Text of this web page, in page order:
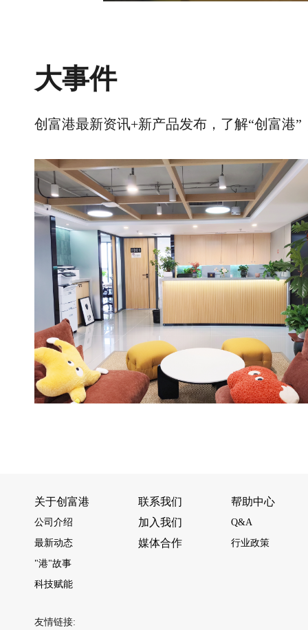
大事件
创富港最新资讯+新产品发布，了解“创富港
关于创富港
公司介绍
最新动态
"港"故事
科技赋能
联系我们
加入我们
媒体合作
帮助中心
Q&A
行业政策
友情链接: